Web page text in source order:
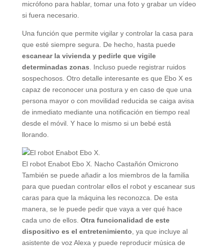
micrófono para hablar, tomar una foto y grabar un vídeo
si fuera necesario.
Una función que permite vigilar y controlar la casa para
que esté siempre segura. De hecho, hasta puede
escanear la vivienda y pedirle que vigile
determinadas zonas . Incluso puede registrar ruidos
sospechosos. Otro detalle interesante es que Ebo X es
capaz de reconocer una postura y en caso de que una
persona mayor o con movilidad reducida se caiga avisa
de inmediato mediante una notificación en tiempo real
desde el móvil. Y hace lo mismo si un bebé está
llorando.
El robot Enabot Ebo X. Nacho Castañón Omicrono
También se puede añadir a los miembros de la familia
para que puedan controlar ellos el robot y escanear sus
caras para que la máquina les reconozca. De esta
manera, se le puede pedir que vaya a ver qué hace
cada uno de ellos. Otra funcionalidad de este
dispositivo es el entretenimiento , ya que incluye al
asistente de voz Alexa y puede reproducir música de